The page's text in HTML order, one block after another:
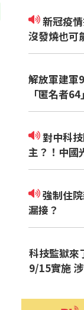
新冠疫情持續飆升 常見八大症狀
沒發燒也可
解放軍建軍
「匿名者
對中科技圍堵反加速中國科技自
主？！中國
點
強制住院新制的兩難 社區如何不
漏接？
科技監獄來
9/15實施